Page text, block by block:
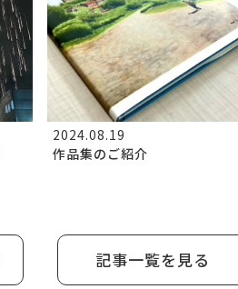
2024.08.19
作品集のご紹介
記事一覧を見る